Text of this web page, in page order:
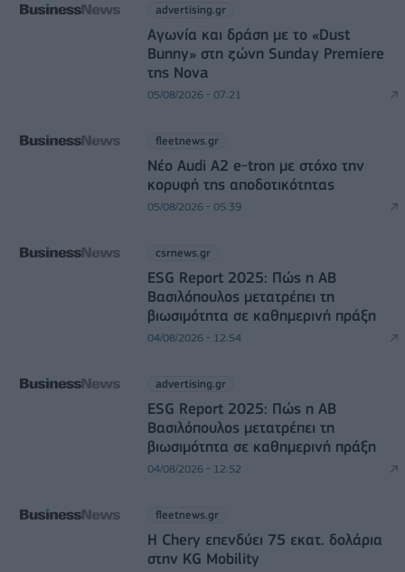
advertising.gr
Αγωνία και δράση με το «Dust
Bunny» στη ζώνη Sunday Premiere
της Nova
05/08/2026 - 07:21
fleetnews.gr
Νέο Audi A2 e-tron με στόχο την
κορυφή της αποδοτικότητας
05/08/2026 - 05:39
csrnews.gr
ESG Report 2025: Πώς η ΑΒ
Βασιλόπουλος μετατρέπει τη
βιωσιμότητα σε καθημερινή πράξη
04/08/2026 - 12:54
advertising.gr
ESG Report 2025: Πώς η ΑΒ
Βασιλόπουλος μετατρέπει τη
βιωσιμότητα σε καθημερινή πράξη
04/08/2026 - 12:52
fleetnews.gr
Η Chery επενδύει 75 εκατ. δολάρια
στην KG Mobility